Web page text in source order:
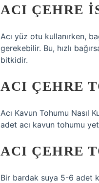
ACI ÇEHRE
Acı yüz otu kullanırken,
gerekebilir. Bu, hızlı
bitkidir.
ACI ÇEHRE
Acı Kavun Tohumu Nasıl
adet acı kavun tohumu
ACI ÇEHRE
Bir bardak suya 5-6 adet